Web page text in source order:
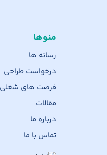
منوها
رسانه ها
درخواست طراحی
فرصت های شغلی
مقالات
درباره ما
تماس با ما